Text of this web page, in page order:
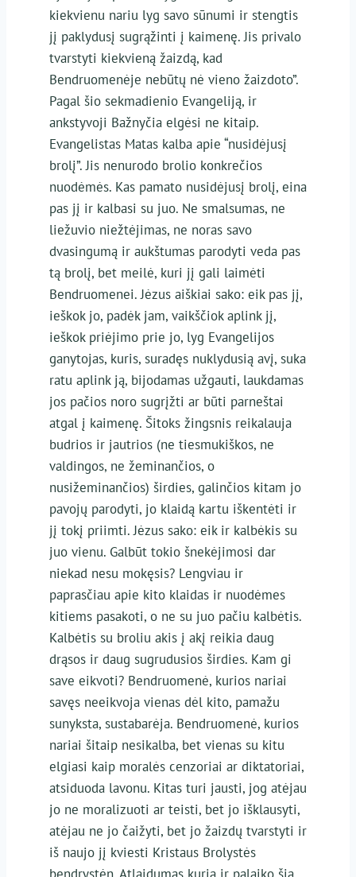
kiekvienu nariu lyg savo sūnumi ir stengtis
jį paklydusį sugrąžinti į kaimenę. Jis privalo
tvarstyti kiekvieną žaizdą, kad
Bendruomenėje nebūtų nė vieno žaizdoto”.
Pagal šio sekmadienio Evangeliją, ir
ankstyvoji Bažnyčia elgėsi ne kitaip.
Evangelistas Matas kalba apie “nusidėjusį
brolį”. Jis nenurodo brolio konkrečios
nuodėmės. Kas pamato nusidėjusį brolį, eina
pas jį ir kalbasi su juo. Ne smalsumas, ne
liežuvio niežtėjimas, ne noras savo
dvasingumą ir aukštumas parodyti veda pas
tą brolį, bet meilė, kuri jį gali laimėti
Bendruomenei. Jėzus aiškiai sako: eik pas jį,
ieškok jo, padėk jam, vaikščiok aplink jį,
ieškok priėjimo prie jo, lyg Evangelijos
ganytojas, kuris, suradęs nuklydusią avį, suka
ratu aplink ją, bijodamas užgauti, laukdamas
jos pačios noro sugrįžti ar būti parneštai
atgal į kaimenę. Šitoks žingsnis reikalauja
budrios ir jautrios (ne tiesmukiškos, ne
valdingos, ne žeminančios, o
nusižeminančios) širdies, galinčios kitam jo
pavojų parodyti, jo klaidą kartu iškentėti ir
jį tokį priimti. Jėzus sako: eik ir kalbėkis su
juo vienu. Galbūt tokio šnekėjimosi dar
niekad nesu mokęsis? Lengviau ir
paprasčiau apie kito klaidas ir nuodėmes
kitiems pasakoti, o ne su juo pačiu kalbėtis.
Kalbėtis su broliu akis į akį reikia daug
drąsos ir daug sugrudusios širdies. Kam gi
save eikvoti? Bendruomenė, kurios nariai
savęs neeikvoja vienas dėl kito, pamažu
sunyksta, sustabarėja. Bendruomenė, kurios
nariai šitaip nesikalba, bet vienas su kitu
elgiasi kaip moralės cenzoriai ar diktatoriai,
atsiduoda lavonu. Kitas turi jausti, jog atėjau
jo ne moralizuoti ar teisti, bet jo išklausyti,
atėjau ne jo čaižyti, bet jo žaizdų tvarstyti ir
iš naujo jį kviesti Kristaus Brolystės